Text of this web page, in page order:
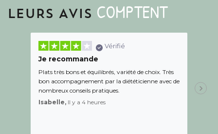
LEURS AVIS COMPTENT
Vérifié
Je recommande
Plats très bons et équilibrés, variété de choix. Très
bon accompagnement par la diététicienne avec de
nombreux conseils pratiques.
Isabelle, Il y a 4 heures
de l
aidé